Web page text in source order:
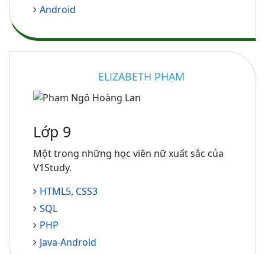
Android
ELIZABETH PHẠM
Lớp 9
Một trong những học viên nữ xuất sắc của
V1Study.
HTML5, CSS3
SQL
PHP
Java-Android